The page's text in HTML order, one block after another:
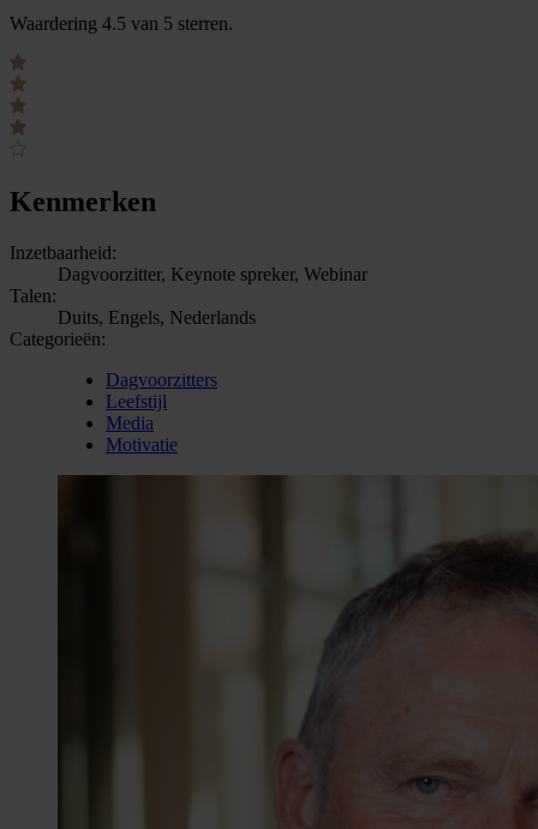
Waardering 4.5 van 5 sterren.
Kenmerken
Inzetbaarheid:
Dagvoorzitter, Keynote spreker, Webinar
Talen:
Duits, Engels, Nederlands
Categorieën:
Dagvoorzitters
Leefstijl
Media
Motivatie